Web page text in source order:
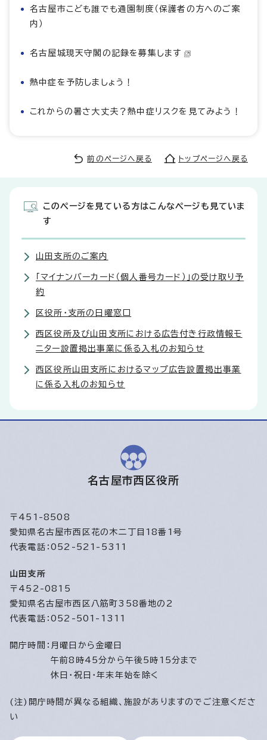
名古屋市こども誰でも通園制度（保護者の方へのご案
内）
名古屋城現天守閣の記録を募集します
熱中症を予防しましょう！
これからの暑さ大丈夫？熱中症リスクを見てみよう！
前のページへ戻る トップページへ戻る
このページを見ている方はこんなページも見ていま
す
山田支所のご案内
「マイナンバーカード（個人番号カード）」の受け取り予
約
区役所・支所の日曜窓口
西区役所及び山田支所における広告付き行政情報モ
ニター設置掲出事業に係る入札のお知らせ
西区役所山田支所におけるマップ広告設置掲出事業
に係る入札のお知らせ
名古屋市西区役所
〒451-8508
愛知県名古屋市西区花の木二丁目18番1号
代表電話：052-521-5311
山田支所
〒452-0815
愛知県名古屋市西区八筋町358番地の2
代表電話：052-501-1311
開庁時間： 月曜日から金曜日
午前8時45分から午後5時15分まで
休日・祝日・年末年始を除く
(注)開庁時間が異なる組織、施設がありますのでご注意くださ
い